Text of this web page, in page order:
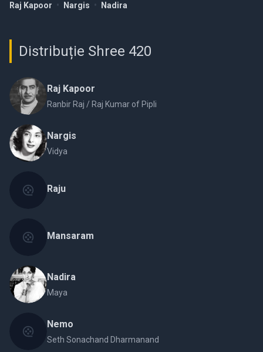
Raj Kapoor • Nargis • Nadira
Distribuție Shree 420
Raj Kapoor
Ranbir Raj / Raj Kumar of Pipli
Nargis
Vidya
Raju
Mansaram
Nadira
Maya
Nemo
Seth Sonachand Dharmanand